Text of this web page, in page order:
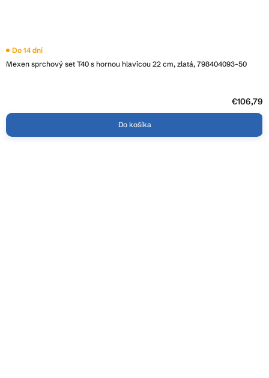
Mexen sprchový set T40 s hornou hlavicou 22 cm, zlatá, 798404093-50
Do 14 dní
€106,79
Do košíka